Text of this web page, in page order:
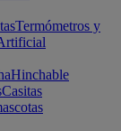
Termómetros y
Hinchable
Casitas